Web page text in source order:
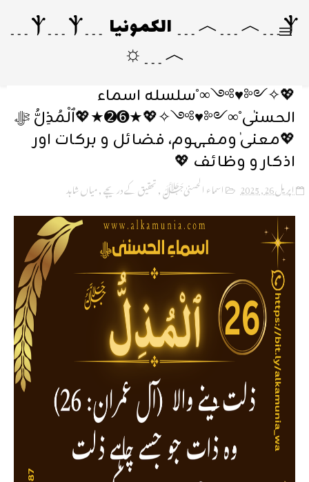
Ⲯ﹍︿﹍︿﹍ الکمونیا ﹍Ⲯ﹍Ⲯ﹍
︿﹍☼
💖✧༺♥༻∞˚سلسلہ اسماء
الحسنٰی˚∞༺♥༻✧💖★➏➋★💖ٱلْمُذِلُّ ﷻ
💖معنیٰ ومفہوم، فضائل و برکات اور
اذکار و وظائف 💖
اپریل 26, 2025 اسماء الحسنیٰﷻ ,تحقیق کے دریچے,میاں شاہد